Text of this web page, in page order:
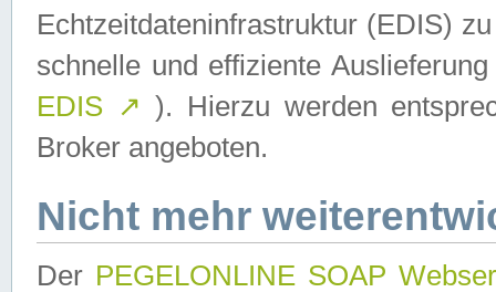
Echtzeitdateninfrastruktur (EDIS)
schnelle und effiziente
EDIS ↗ ). Hierzu werden
Broker angeboten.
Nicht mehr
Der PEGELONLINE SOAP